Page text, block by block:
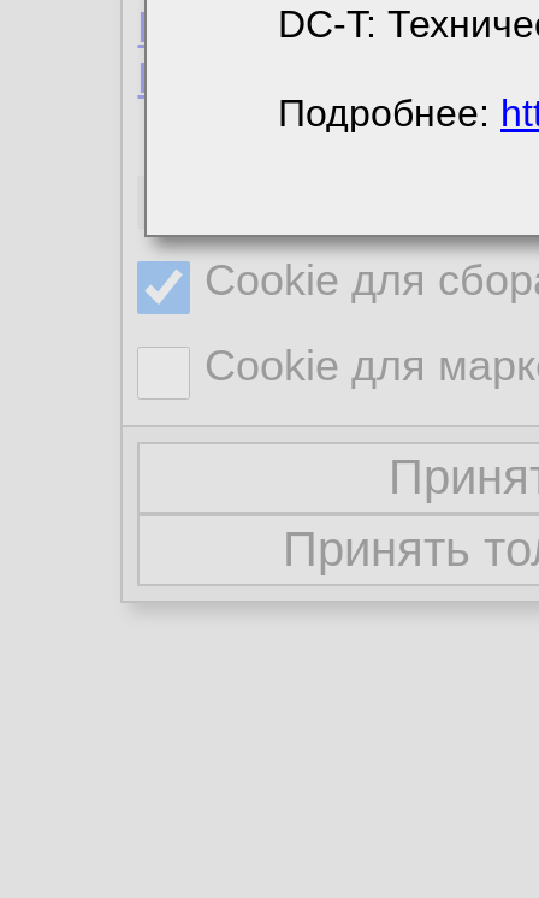
DC-T:
Подробнее:
Пользовательское
Политика
Cookie для
Cookie для